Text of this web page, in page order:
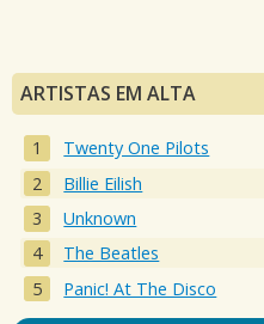
ARTISTAS EM ALTA
Twenty One Pilots
Billie Eilish
Unknown
The Beatles
Panic! At The Disco